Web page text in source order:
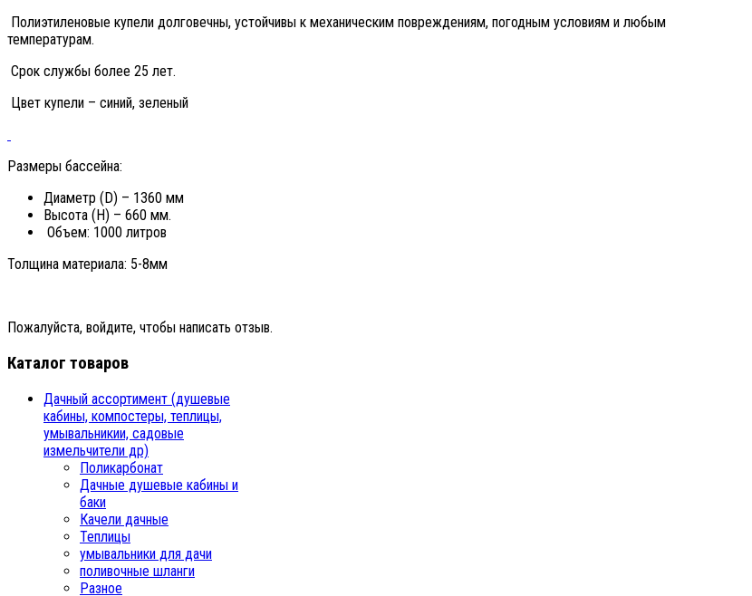
Полиэтиленовые купели долговечны, устойчивы к механическим повреждениям, погодным условиям и любым
температурам.
Срок службы более 25 лет.
Цвет купели – синий, зеленый
Размеры бассейна:
Диаметр (D) – 1360 мм
Высота (H) – 660 мм.
Объем: 1000 литров
Толщина материала: 5-8мм
Пожалуйста, войдите, чтобы написать отзыв.
Каталог товаров
Дачный ассортимент (душевые
кабины, компостеры, теплицы,
умывальникии, садовые
измельчители др)
Поликарбонат
Дачные душевые кабины и
баки
Качели дачные
Теплицы
умывальники для дачи
поливочные шланги
Разное